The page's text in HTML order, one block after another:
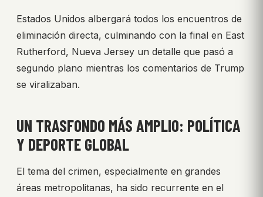
Estados Unidos albergará todos los encuentros de
eliminación directa, culminando con la final en East
Rutherford, Nueva Jersey un detalle que pasó a
segundo plano mientras los comentarios de Trump
se viralizaban.
UN TRASFONDO MÁS AMPLIO: POLÍTICA
Y DEPORTE GLOBAL
El tema del crimen, especialmente en grandes
áreas metropolitanas, ha sido recurrente en el